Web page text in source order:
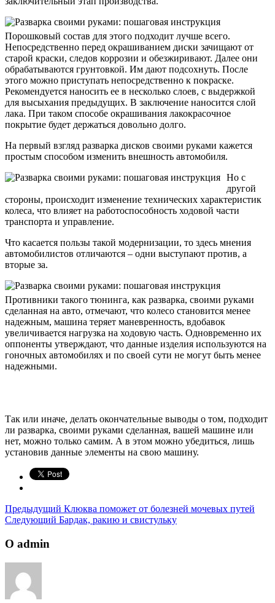
Порошковый состав для этого подходит лучше всего.
Непосредственно перед окрашиванием диски зачищают от
старой краски, следов коррозии и обезжиривают. Далее они
обрабатываются грунтовкой. Им дают подсохнуть. После
этого можно приступать непосредственно к покраске.
Рекомендуется наносить ее в несколько слоев, с выдержкой
для высыхания предыдущих. В заключение наносится слой
лака. При таком способе окрашивания лакокрасочное
покрытие будет держаться довольно долго.
На первый взгляд разварка дисков своими руками кажется
простым способом изменить внешность автомобиля.
Но с
другой
стороны, происходит изменение технических характеристик
колеса, что влияет на работоспособность ходовой части
транспорта и управление.
Что касается пользы такой модернизации, то здесь мнения
автомобилистов отличаются – одни выступают против, а
вторые за.
Противники такого тюнинга, как разварка, своими руками
сделанная на авто, отмечают, что колесо становится менее
надежным, машина теряет маневренность, вдобавок
увеличивается нагрузка на ходовую часть. Одновременно их
оппоненты утверждают, что данные изделия используются на
гоночных автомобилях и по своей сути не могут быть менее
надежными.
Так или иначе, делать окончательные выводы о том, подходит
ли разварка, своими руками сделанная, вашей машине или
нет, можно только самим. А в этом можно убедиться, лишь
установив данные элементы на свою машину.
Предыдущий Клюква поможет от болезней мочевых путей
Следующий Бардак, ракию и свистульку
О admin